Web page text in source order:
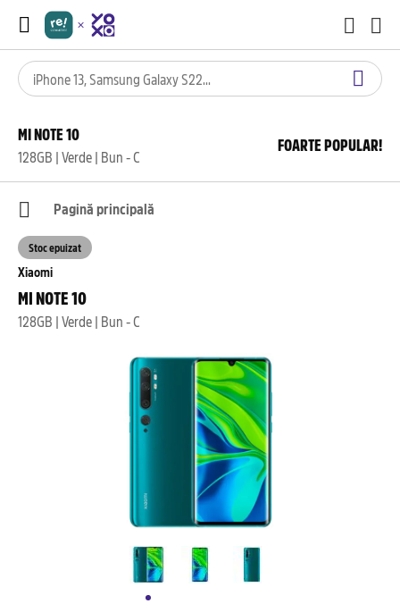
MI NOTE 10
128GB | Verde | Bun - C
FOARTE POPULAR!
Pagină principală
Xiaomi
MI NOTE 10
128GB | Verde | Bun - C
Stoc epuizat